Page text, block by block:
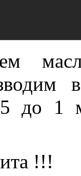
до 1
!!!